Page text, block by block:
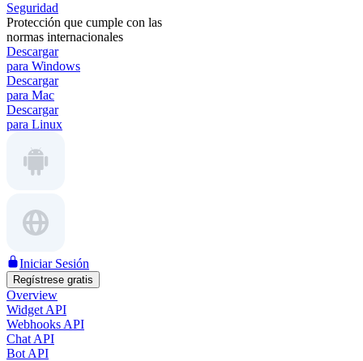
Seguridad
Protección que cumple con las
normas internacionales
Descargar
para Windows
Descargar
para Mac
Descargar
para Linux
Iniciar Sesión
Regístrese gratis
Overview
Widget API
Webhooks API
Chat API
Bot API